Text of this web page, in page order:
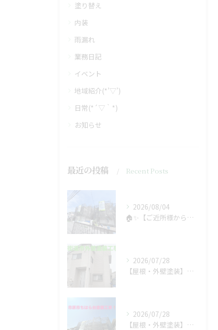
塗り替え
内装
雨漏れ
業務日記
イベント
地域紹介(*’▽’)
日常(*´▽｀*)
お知らせ
最近の投稿 Recent Posts
2026/08/04
🏠✨【ご近所様からのご紹介で、工事スタート！】✨🏠
2026/07/28
【屋根・外壁塗装】工事着工しました❗️
2026/07/28
【屋根・外壁塗装】着工しました❗️